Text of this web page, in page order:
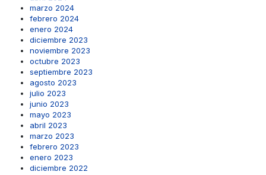
marzo 2024
febrero 2024
enero 2024
diciembre 2023
noviembre 2023
octubre 2023
septiembre 2023
agosto 2023
julio 2023
junio 2023
mayo 2023
abril 2023
marzo 2023
febrero 2023
enero 2023
diciembre 2022